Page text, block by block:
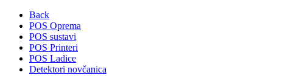
Back
POS Oprema
POS sustavi
POS Printeri
POS Ladice
Detektori novčanica